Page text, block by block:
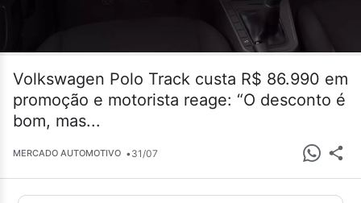
Volkswagen Polo Track custa R$ 86.990 em
promoção e motorista reage: “O desconto é
bom, mas...
MERCADO AUTOMOTIVO •31/07